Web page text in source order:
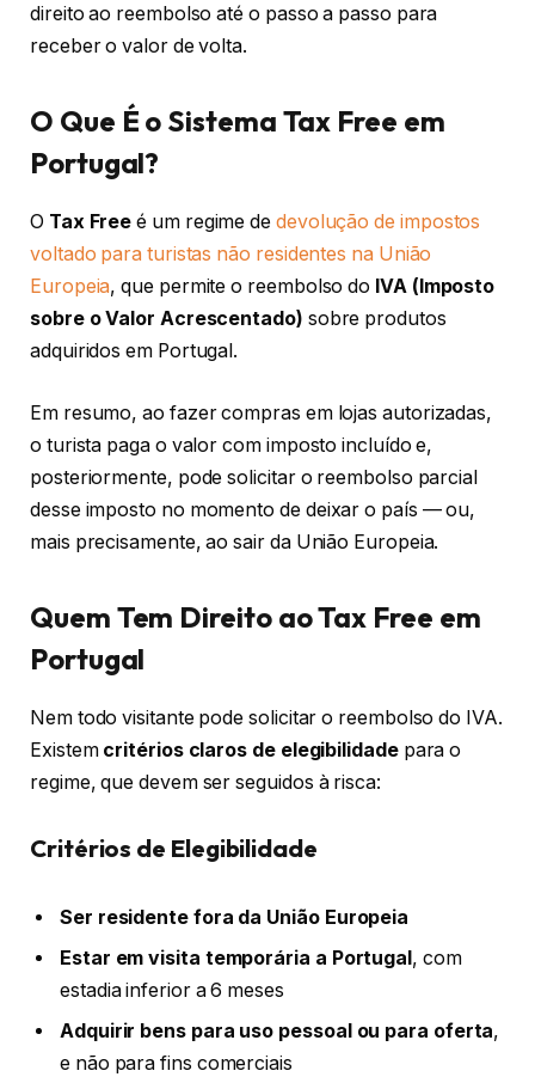
direito ao reembolso até o passo a passo para
receber o valor de volta.
O Que É o Sistema Tax Free em
Portugal?
O Tax Free é um regime de devolução de impostos
voltado para turistas não residentes na União
Europeia, que permite o reembolso do IVA (Imposto
sobre o Valor Acrescentado) sobre produtos
adquiridos em Portugal.
Em resumo, ao fazer compras em lojas autorizadas,
o turista paga o valor com imposto incluído e,
posteriormente, pode solicitar o reembolso parcial
desse imposto no momento de deixar o país — ou,
mais precisamente, ao sair da União Europeia.
Quem Tem Direito ao Tax Free em
Portugal
Nem todo visitante pode solicitar o reembolso do IVA.
Existem critérios claros de elegibilidadepara o
regime, que devem ser seguidos à risca:
Critérios de Elegibilidade
Ser residente fora da União Europeia
Estar em visita temporária a Portugal , com
estadia inferior a 6 meses
Adquirir bens para uso pessoal ou para oferta,
e não para fins comerciais